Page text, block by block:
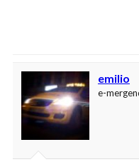
emilio
e-